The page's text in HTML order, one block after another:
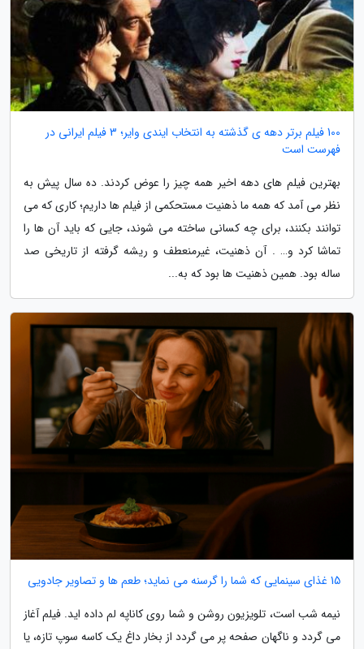
100 فیلم برتر دهه ی گذشته به انتخاب ایندی وایر؛ 3 فیلم ایرانی در
فهرست است
بهترین فیلم های دهه اخیر همه چیز را عوض کردند. ده سال پیش به
نظر می آمد که همه ما ذهنیت مستحکمی از فیلم ها داریم؛ کاری که می
توانند بکنند، برای چه کسانی ساخته می شوند، جایی که باید آن ها را
تماشا کرد و… . آن ذهنیت، غیرمنعطف و ریشه گرفته از تاریخی صد
ساله بود. همین ذهنیت ها بود که به...
15 غذای سینمایی که شما را گرسنه می نماید؛ طعم ها و تصاویر جادویی
نیمه شب است، تلویزیون روشن و شما روی کاناپه لم داده اید. فیلم آغاز
می گردد و ناگهان صفحه پر می گردد از بخار داغ یک کاسه سوپ تازه، یا